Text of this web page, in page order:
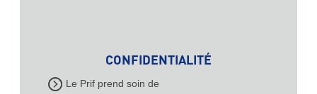
CONFIDENTIALITÉ
Le Prif prend soin de